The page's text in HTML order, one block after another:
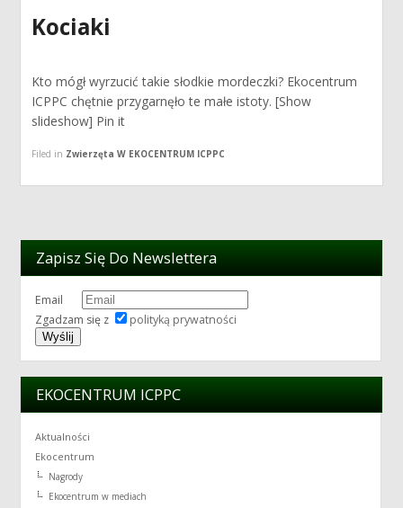
Kociaki
Kto mógł wyrzucić takie słodkie mordeczki? Ekocentrum
ICPPC chętnie przygarnęło te małe istoty. [Show
slideshow] Pin it
Filed in Zwierzęta W EKOCENTRUM ICPPC
Zapisz Się Do Newslettera
Email
Zgadzam się z
polityką prywatności
EKOCENTRUM ICPPC
Aktualności
Ekocentrum
Nagrody
Ekocentrum w mediach